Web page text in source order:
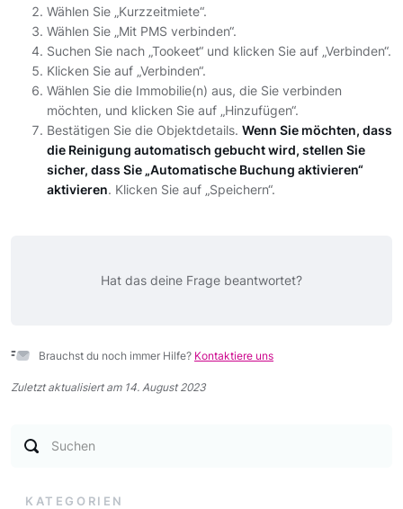
Suchen
KATEGORIEN
Wählen Sie „Kurzzeitmiete“.
Wählen Sie „Mit PMS verbinden“.
Suchen Sie nach „Tookeet“ und klicken Sie auf „Verbinden“.
Klicken Sie auf „Verbinden“.
Wählen Sie die Immobilie(n) aus, die Sie verbinden
möchten, und klicken Sie auf „Hinzufügen“.
Bestätigen Sie die Objektdetails. Wenn Sie möchten, dass
die Reinigung automatisch gebucht wird, stellen Sie
sicher, dass Sie „Automatische Buchung aktivieren“
aktivieren. Klicken Sie auf „Speichern“.
Hat das deine Frage beantwortet?
Brauchst du noch immer Hilfe? Kontaktiere uns
Zuletzt aktualisiert am 14. August 2023